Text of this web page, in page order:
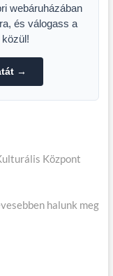
webáruházában
és válogass a
→
Központ
halunk meg